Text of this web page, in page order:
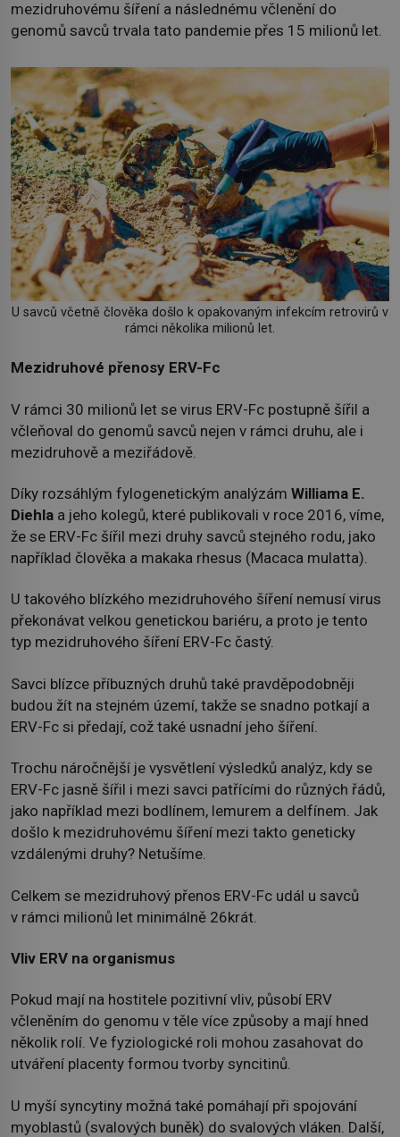
mezidruhovému šíření a následnému včlenění do
genomů savců trvala tato pandemie přes 15 milionů let.
U savců včetně člověka došlo k opakovaným infekcím retrovirů v
rámci několika milionů let.
Mezidruhové přenosy ERV-Fc
V rámci 30 milionů let se virus ERV-Fc postupně šířil a
včleňoval do genomů savců nejen v rámci druhu, ale i
mezidruhově a meziřádově.
Díky rozsáhlým fylogenetickým analýzám Williama E.
Diehla a jeho kolegů, které publikovali v roce 2016, víme,
že se ERV-Fc šířil mezi druhy savců stejného rodu, jako
například člověka a makaka rhesus (Macaca mulatta).
U takového blízkého mezidruhového šíření nemusí virus
překonávat velkou genetickou bariéru, a proto je tento
typ mezidruhového šíření ERV-Fc častý.
Savci blízce příbuzných druhů také pravděpodobněji
budou žít na stejném území, takže se snadno potkají a
ERV-Fc si předají, což také usnadní jeho šíření.
Trochu náročnější je vysvětlení výsledků analýz, kdy se
ERV-Fc jasně šířil i mezi savci patřícími do různých řádů,
jako například mezi bodlínem, lemurem a delfínem. Jak
došlo k mezidruhovému šíření mezi takto geneticky
vzdálenými druhy? Netušíme.
Celkem se mezidruhový přenos ERV-Fc udál u savců
v rámci milionů let minimálně 26krát.
Vliv ERV na organismus
Pokud mají na hostitele pozitivní vliv, působí ERV
včleněním do genomu v těle více způsoby a mají hned
několik rolí. Ve fyziologické roli mohou zasahovat do
utváření placenty formou tvorby syncitinů.
U myší syncytiny možná také pomáhají při spojování
myoblastů (svalových buněk) do svalových vláken. Další,